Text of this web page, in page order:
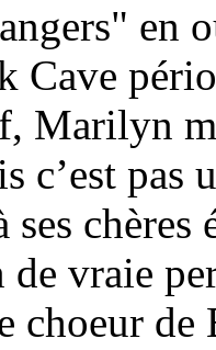
en
Cave
Marilyn
c’est pas
chères
de vraie
choeur